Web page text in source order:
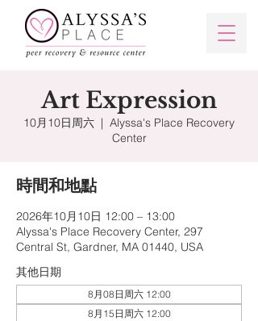
Art Expression
10月10日周六
  |
Alyssa's Place Recovery
Center
時間和地點
2026年10月10日 12:00 – 13:00
Alyssa's Place Recovery Center, 297
Central St, Gardner, MA 01440, USA
其他日期
8月08日周六 12:00
8月15日周六 12:00